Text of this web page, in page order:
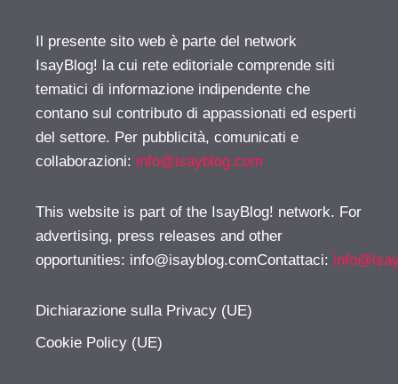
Il presente sito web è parte del network
IsayBlog! la cui rete editoriale comprende siti
tematici di informazione indipendente che
contano sul contributo di appassionati ed esperti
del settore. Per pubblicità, comunicati e
collaborazioni: info@isayblog.com
This website is part of the IsayBlog! network. For
advertising, press releases and other
opportunities: info@isayblog.comContattaci:
Dichiarazione sulla Privacy (UE)
Cookie Policy (UE)